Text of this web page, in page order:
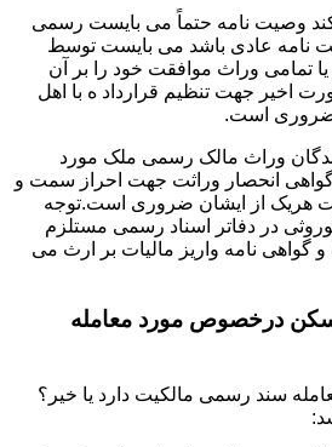
کند وصیت نامه حتماً می بایست رسمی
نامه عادی باشد می بایست توسط
تمامی وراث موافقت خود را بر آن
اخیر جهت تنظیم قرارداد ه با اهل
ضروری است.
وراث مالک رسمی ملک مورد
گواهی انحصار وراثت جهت احراز سمت و
هریک از ایشان ضروری است.توجه
در دفاتر اسناد رسمی مستلزم
و گواهی نامه واریز مالیات بر ارث می
درخصوص مورد معامله
سند رسمی مالکیت دارد یا خیر؟